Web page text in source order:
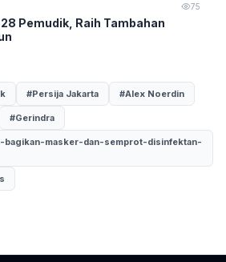
75
Pemudik, Raih Tambahan
#Persija Jakarta #Alex Noerdin
#Gerindra
bagikan-masker-dan-semprot-disinfektan-